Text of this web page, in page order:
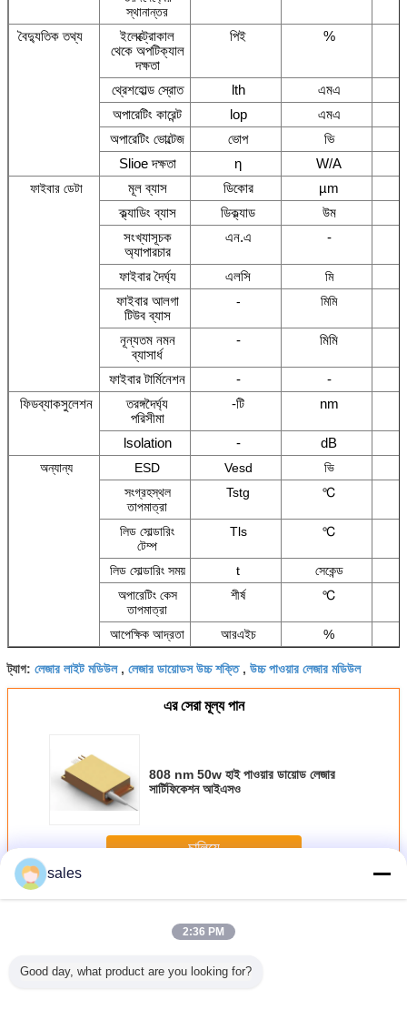
স্থানান্তর
বৈদ্যুতিক তথ্য
ইলেক্ট্রোকাল
থেকে অপটিক্যাল
দক্ষতা
পিই %
থ্রেশহোল্ড স্রোত lth
এমএ
অপারেটিং কারেন্ট
lop
এমএ
অপারেটিং ভোল্টেজ
ভোপ
ভি
Slioe দক্ষতা
η W/A
ফাইবার ডেটা মূল ব্যাস ডিকোর
µm
ক্ল্যাডিং ব্যাস
ডিক্ল্যাড
উম
সংখ্যাসূচক
অ্যাপারচার
এন.এ -
ফাইবার দৈর্ঘ্য এলসি মি
ফাইবার আলগা
টিউব ব্যাস
- মিমি
নূন্যতম নমন
ব্যাসার্ধ
- মিমি
ফাইবার টার্মিনেশন -
-
ফিডব্যাকসুলেশন
তরঙ্গদৈর্ঘ্য
পরিসীমা
-টি nm
lsolation - dB
অন্যান্য ESD Vesd
ভি
সংগ্রহস্থল
তাপমাত্রা
Tstg ℃
লিড সোল্ডারিং
টেম্প
Tls ℃
লিড সোল্ডারিং সময় t
সেকেন্ড
অপারেটিং কেস
তাপমাত্রা
শীর্ষ ℃
আপেক্ষিক আদ্রতা আরএইচ %
ট্যাগ: লেজার লাইট মডিউল, লেজার ডায়োডস উচ্চ শক্তি, উচ্চ পাওয়ার লেজার মডিউল
এর সেরা মূল্য পান
808 nm 50w হাই পাওয়ার ডায়োড লেজার
সার্টিফিকেশন আইএসও
চালিয়ে
অধিকমেডিকেল ডায়োড লেজার
sales
2:36 PM
Good day, what product are you looking for?